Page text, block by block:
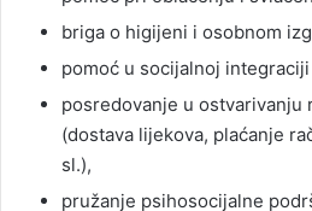
briga o higijeni i osobnom
pomoć u socijalnoj
posredovanje u ostvarivanju
(dostava lijekova, plaćanje
sl.),
pružanje psihosocijalne